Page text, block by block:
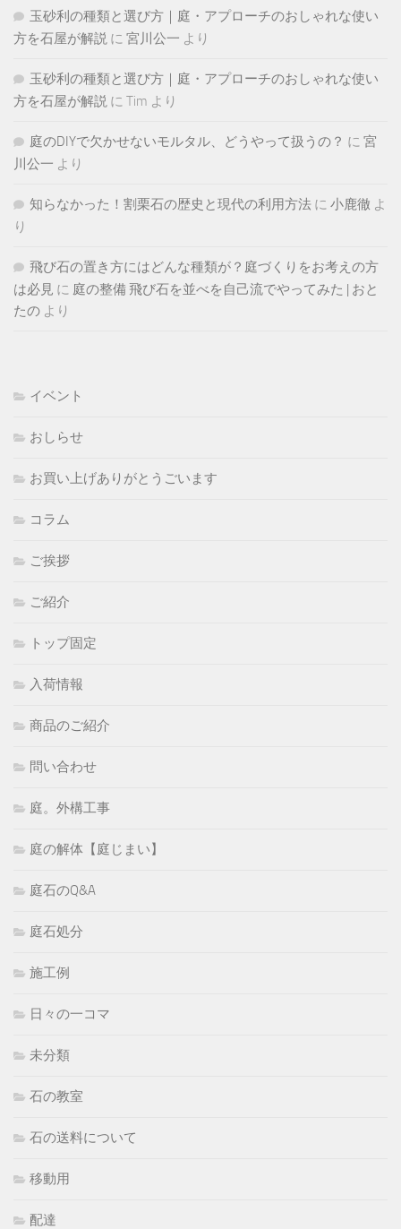
玉砂利の種類と選び方｜庭・アプローチのおしゃれな使い
方を石屋が解説 に 宮川公一 より
玉砂利の種類と選び方｜庭・アプローチのおしゃれな使い
方を石屋が解説 に Tim より
庭のDIYで欠かせないモルタル、どうやって扱うの？ に 宮
川公一 より
知らなかった！割栗石の歴史と現代の利用方法 に 小鹿徹 よ
り
飛び石の置き方にはどんな種類が？庭づくりをお考えの方
は必見 に 庭の整備 飛び石を並べを自己流でやってみた | おと
たの より
イベント
おしらせ
お買い上げありがとうごいます
コラム
ご挨拶
ご紹介
トップ固定
入荷情報
商品のご紹介
問い合わせ
庭。外構工事
庭の解体【庭じまい】
庭石のQ&A
庭石処分
施工例
日々の一コマ
未分類
石の教室
石の送料について
移動用
配達